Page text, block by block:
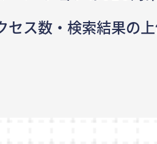
セス数・検索結果の